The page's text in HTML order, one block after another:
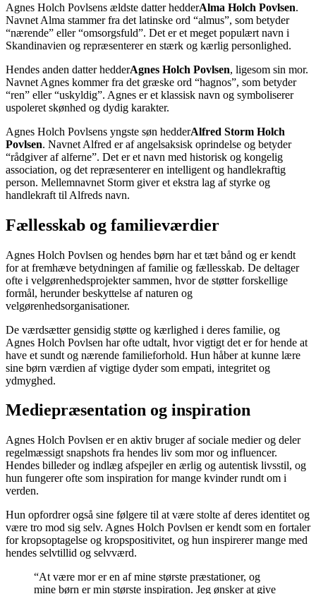
Agnes Holch Povlsens ældste datter hedderAlma Holch Povlsen.
Navnet Alma stammer fra det latinske ord “almus”, som betyder
“nærende” eller “omsorgsfuld”. Det er et meget populært navn i
Skandinavien og repræsenterer en stærk og kærlig personlighed.
Hendes anden datter hedderAgnes Holch Povlsen, ligesom sin mor.
Navnet Agnes kommer fra det græske ord “hagnos”, som betyder
“ren” eller “uskyldig”. Agnes er et klassisk navn og symboliserer
uspoleret skønhed og dydig karakter.
Agnes Holch Povlsens yngste søn hedderAlfred Storm Holch
Povlsen. Navnet Alfred er af angelsaksisk oprindelse og betyder
“rådgiver af alferne”. Det er et navn med historisk og kongelig
association, og det repræsenterer en intelligent og handlekraftig
person. Mellemnavnet Storm giver et ekstra lag af styrke og
handlekraft til Alfreds navn.
Fællesskab og familieværdier
Agnes Holch Povlsen og hendes børn har et tæt bånd og er kendt
for at fremhæve betydningen af familie og fællesskab. De deltager
ofte i velgørenhedsprojekter sammen, hvor de støtter forskellige
formål, herunder beskyttelse af naturen og
velgørenhedsorganisationer.
De værdsætter gensidig støtte og kærlighed i deres familie, og
Agnes Holch Povlsen har ofte udtalt, hvor vigtigt det er for hende at
have et sundt og nærende familieforhold. Hun håber at kunne lære
sine børn værdien af vigtige dyder som empati, integritet og
ydmyghed.
Mediepræsentation og inspiration
Agnes Holch Povlsen er en aktiv bruger af sociale medier og deler
regelmæssigt snapshots fra hendes liv som mor og influencer.
Hendes billeder og indlæg afspejler en ærlig og autentisk livsstil, og
hun fungerer ofte som inspiration for mange kvinder rundt om i
verden.
Hun opfordrer også sine følgere til at være stolte af deres identitet og
være tro mod sig selv. Agnes Holch Povlsen er kendt som en fortaler
for kropsoptagelse og kropspositivitet, og hun inspirerer mange med
hendes selvtillid og selvværd.
“At være mor er en af mine største præstationer, og
mine børn er min største inspiration. Jeg ønsker at give